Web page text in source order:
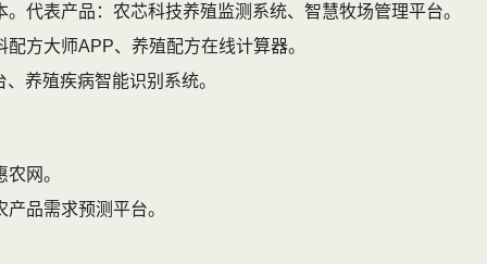
代表产品：农芯科技养殖监测系统、智慧牧场管理平台。
方大师APP、养殖配方在线计算器。
养殖疾病智能识别系统。
网。
品需求预测平台。